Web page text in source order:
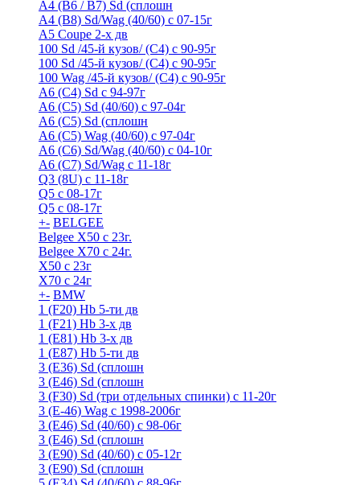
A4 (B6 / B7) Sd (сплошн
A4 (B8) Sd/Wag (40/60) с 07-15г
А5 Coupe 2-х дв
100 Sd /45-й кузов/ (С4) с 90-95г
100 Sd /45-й кузов/ (С4) с 90-95г
100 Wag /45-й кузов/ (С4) с 90-95г
А6 (С4) Sd с 94-97г
A6 (С5) Sd (40/60) с 97-04г
A6 (С5) Sd (сплошн
A6 (С5) Wag (40/60) с 97-04г
A6 (С6) Sd/Wag (40/60) c 04-10г
А6 (C7) Sd/Wag с 11-18г
Q3 (8U) с 11-18г
Q5 с 08-17г
Q5 с 08-17г
+- BELGEE
Belgee X50 с 23г.
Belgee X70 с 24г.
X50 с 23г
X70 с 24г
+- BMW
1 (F20) Hb 5-ти дв
1 (F21) Hb 3-х дв
1 (Е81) Hb 3-х дв
1 (Е87) Hb 5-ти дв
3 (E36) Sd (сплошн
3 (E46) Sd (сплошн
3 (F30) Sd (три отдельных спинки) с 11-20г
3 (Е-46) Wag с 1998-2006г
3 (Е46) Sd (40/60) с 98-06г
3 (Е46) Sd (сплошн
3 (Е90) Sd (40/60) с 05-12г
3 (Е90) Sd (сплошн